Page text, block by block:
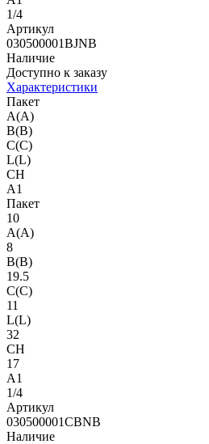
1/4
Артикул
030500001BJNB
Наличие
Доступно к заказу
Характеристики
Пакет
A(A)
B(B)
C(C)
L(L)
CH
A1
Пакет
10
A(A)
8
B(B)
19.5
C(C)
11
L(L)
32
CH
17
A1
1/4
Артикул
030500001CBNB
Наличие